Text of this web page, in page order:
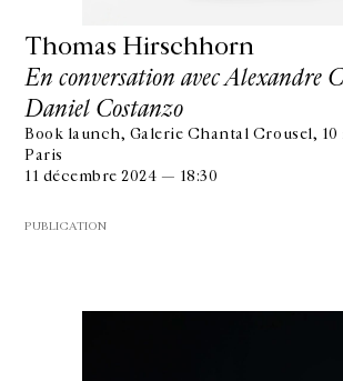
Thomas Hirschhorn
En conversation avec Alexandre
Daniel Costanzo
Book launch, Galerie Chantal Crousel,
Paris
11 décembre 2024 — 18:30
PUBLICATION